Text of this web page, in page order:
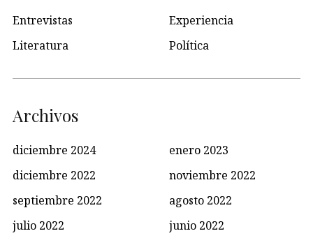
Entrevistas
Experiencia
Literatura
Política
Archivos
diciembre 2024
enero 2023
diciembre 2022
noviembre 2022
septiembre 2022
agosto 2022
julio 2022
junio 2022